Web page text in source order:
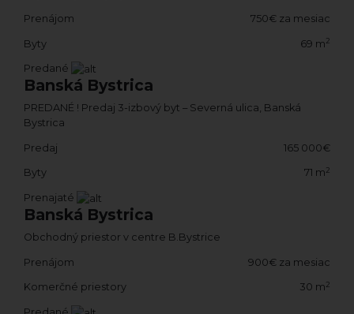
Prenájom 750€ za mesiac
Byty 69 m2
Predané
Banská Bystrica
PREDANÉ ! Predaj 3-izbový byt – Severná ulica, Banská
Bystrica
Predaj 165 000€
Byty 71 m2
Prenajaté
Banská Bystrica
Obchodný priestor v centre B.Bystrice
Prenájom 900€ za mesiac
Komerčné priestory 30 m2